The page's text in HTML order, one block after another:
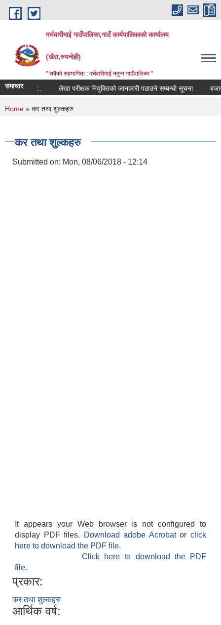
Skip to main content
मर्चवारीमाई गाउँपालिका,गाउँ कार्यपालिकाको कार्यालय
(खैरा,रुपन्देही)
" सबैको सहभागिता : मर्चवारीमाई नमुना गाउँपालिका "
समाचार
सूचना.. लेखा परीक्षक नियुक्तिको जानकारी पठाउने सम्बन्धी सूचना बजार
You are here
Home » कर तथा शुल्कहरु
कर तथा शुल्कहरु
Submitted on: Mon, 08/06/2018 - 12:14
It appears your Web browser is not configured to
display PDF files.
Download adobe Acrobatorclick
here to download the PDF file.
Click here to download the PDF
file.
प्रकार:
कर तथा शुल्कहरु
आर्थिक वर्ष: